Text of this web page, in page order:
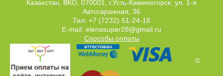
Казахстан, ВКО, 070001, г.Усть-Каменогорск, ул. 1-я
Автогаражная, 36
Тел: +7 (7232) 51-24-18
E-mail: elenasuper28@gmail.ru
Способы оплаты
©